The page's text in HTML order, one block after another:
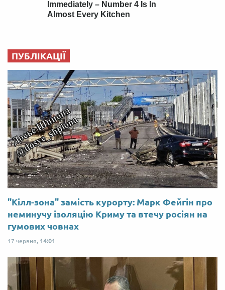
ПУБЛІКАЦІЇ
"Кілл-зона" замість курорту: Марк Фейгін про
неминучу ізоляцію Криму та втечу росіян на
гумових човнах
17 червня, 14:01